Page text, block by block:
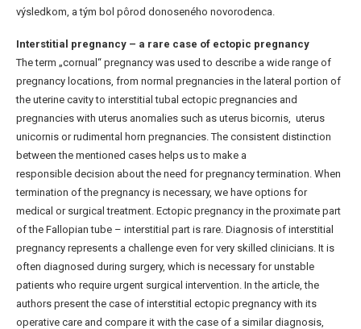
výsledkom, a tým bol pôrod donoseného novorodenca.
Interstitial pregnancy – a rare case of ectopic pregnancy
The term „cornual“ pregnancy was used to describe a wide range of
pregnancy locations, from normal pregnancies in the lateral portion of
the uterine cavity to interstitial tubal ectopic pregnancies and
pregnancies with uterus anomalies such as uterus bicornis, uterus
unicornis or rudimental horn pregnancies. The consistent distinction
between the mentioned cases helps us to make a
responsible decision about the need for pregnancy termination. When
termination of the pregnancy is necessary, we have options for
medical or surgical treatment. Ectopic pregnancy in the proximate part
of the Fallopian tube – interstitial part is rare. Diagnosis of interstitial
pregnancy represents a challenge even for very skilled clinicians. It is
often diagnosed during surgery, which is necessary for unstable
patients who require urgent surgical intervention. In the article, the
authors present the case of interstitial ectopic pregnancy with its
operative care and compare it with the case of a similar diagnosis,